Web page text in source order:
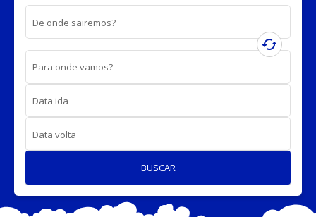
De onde sairemos?
cached
Para onde vamos?
Data ida
Data volta
BUSCAR